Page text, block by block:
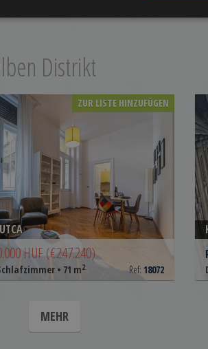
Distrikt
ZUR LISTE HINZUFÜGEN
HUF(€247.240)
• 71 m2 Ref: 18072
MEHR